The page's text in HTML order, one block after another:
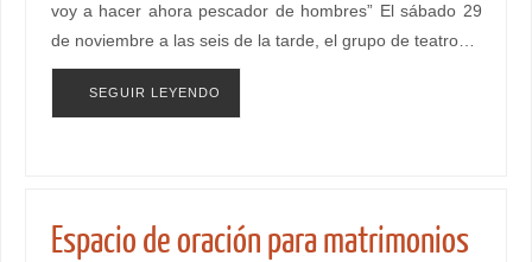
voy a hacer ahora pescador de hombres” El sábado 29
de noviembre a las seis de la tarde, el grupo de teatro…
SEGUIR LEYENDO
Espacio de oración para matrimonios